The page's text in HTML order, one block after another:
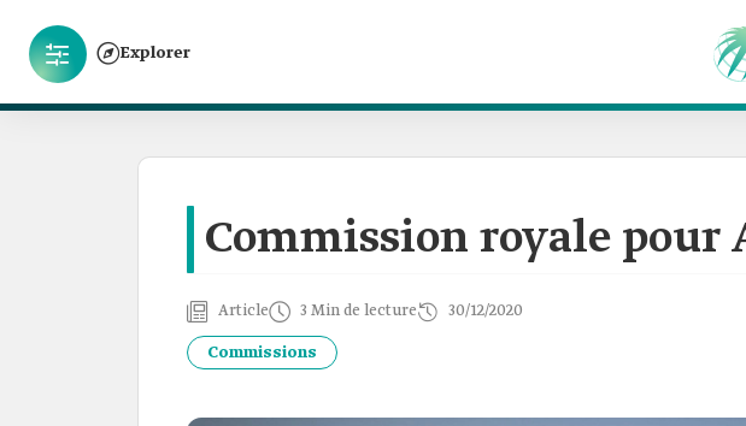
Explorer
Commission royale pour
Article 3 Min de lecture 30/12/2020
Commissions